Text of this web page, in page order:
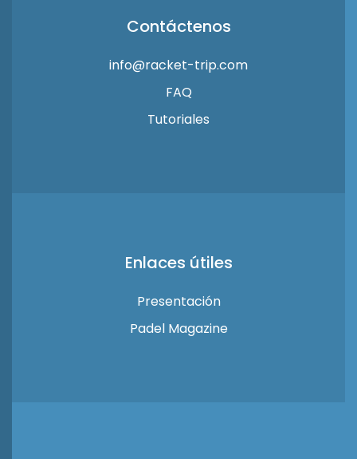
Contáctenos
info@racket-trip.com
FAQ
Tutoriales
Enlaces útiles
Presentación
Padel Magazine